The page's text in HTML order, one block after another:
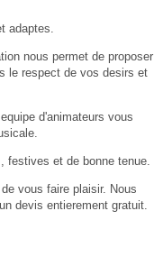
adaptes.
nous permet de proposer
le respect de vos desirs et
d'animateurs vous
festives et de bonne tenue.
vous faire plaisir. Nous
devis entierement gratuit.